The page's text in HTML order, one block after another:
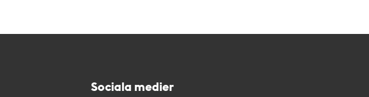
Sociala medier